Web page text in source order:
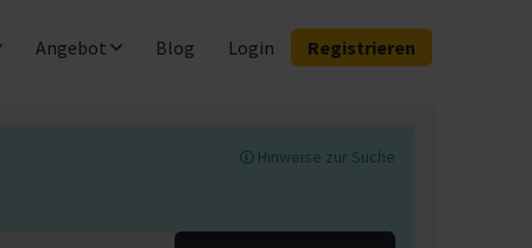
Angebot Blog Login Registrieren
Hinweise zur Suche